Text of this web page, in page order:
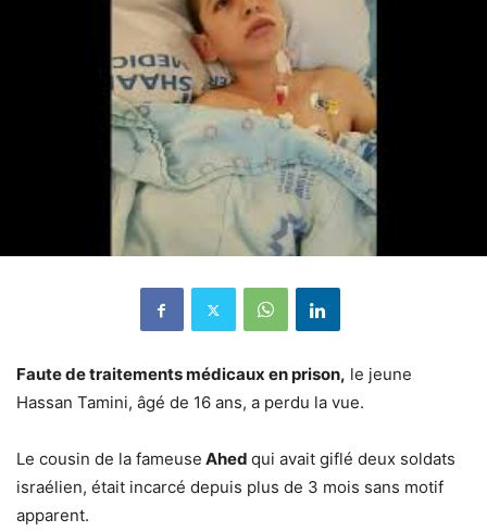
Faute de traitements médicaux en prison, le jeune
Hassan Tamini, âgé de 16 ans, a perdu la vue.
Le cousin de la fameuse Ahed qui avait giflé deux soldats
israélien, était incarcé depuis plus de 3 mois sans motif
apparent.